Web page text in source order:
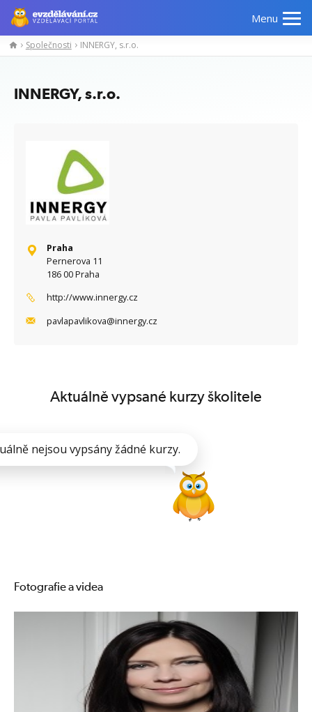
Menu
Manažerské
Společnosti INNERGY, s.r.o.
INNERGY, s.r.o.
Praha
Pernerova 11
186 00 Praha
http://www.innergy.cz
pavlapavlikova@innergy.cz
Aktuálně vypsané kurzy školitele
nejsou vypsány žádné kurzy.
Fotografie a videa